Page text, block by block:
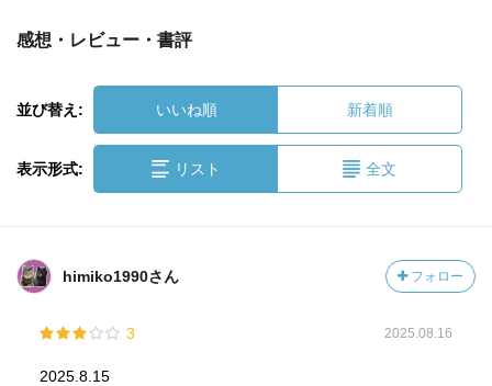
感想・レビュー・書評
並び替え: いいね順 新着順
表示形式: リスト 全文
himiko1990さん フォロー
3 2025.08.16
2025.8.15